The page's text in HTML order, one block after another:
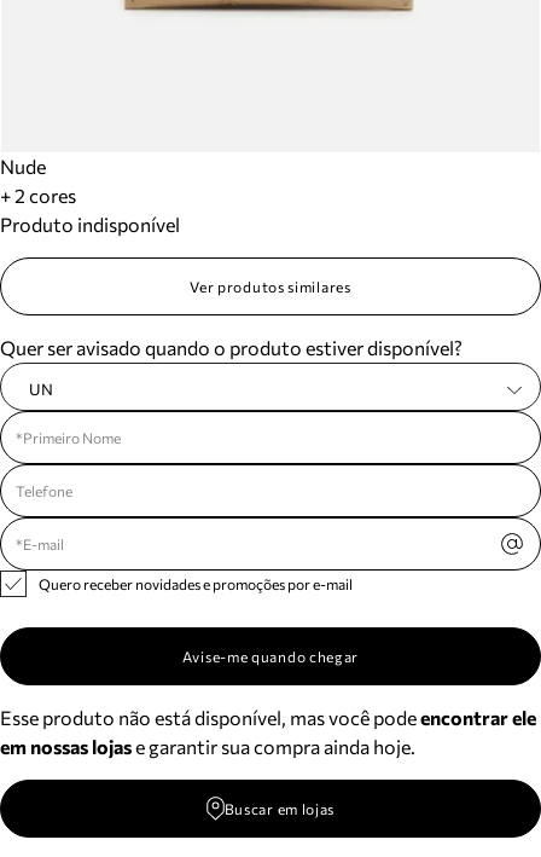
Nude
+ 2 cores
Produto indisponível
Ver produtos similares
Quer ser avisado quando o produto estiver disponível?
UN
Quero receber novidades e promoções por e-mail
Avise-me quando chegar
Esse produto não está disponível, mas você podeencontrar ele
em nossas lojase garantir sua compra ainda hoje.
Buscar em lojas